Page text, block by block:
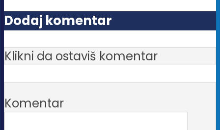
Dodaj komentar
Klikni da ostaviš komentar
Komentar